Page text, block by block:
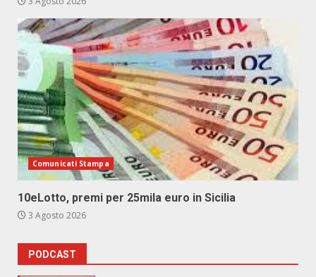
Comunicati Stampa
10eLotto, premi per 25mila euro in Sicilia
3 Agosto 2026
PODCAST